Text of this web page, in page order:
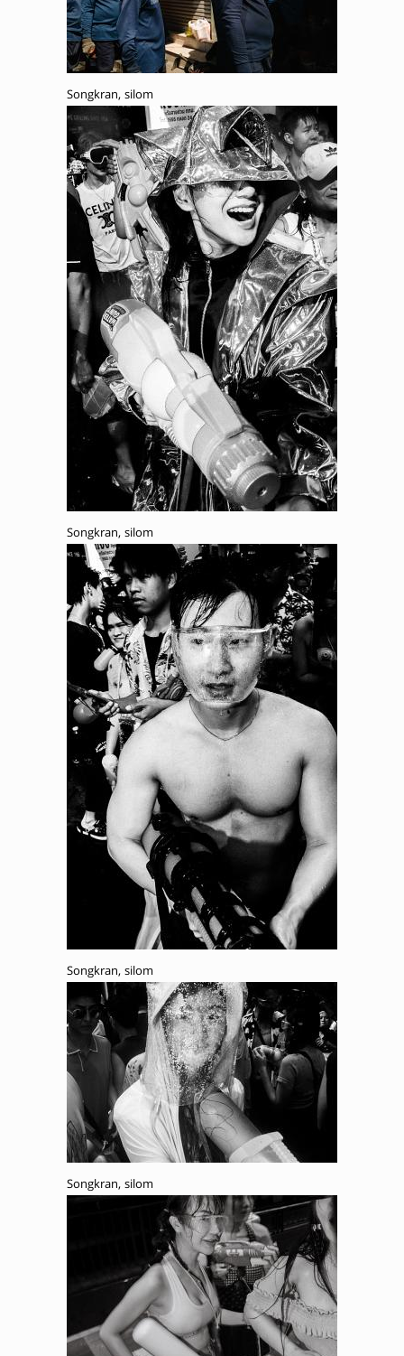
Songkran, silom
Songkran, silom
Songkran, silom
Songkran, silom